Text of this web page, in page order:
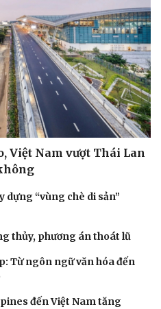
Đời sống
Nhà đẹp
Việt Nam vượt Thái Lan
“vùng chè di sản”
thủy, phương án thoát lũ
Từ ngôn ngữ văn hóa đến
đến Việt Nam tăng